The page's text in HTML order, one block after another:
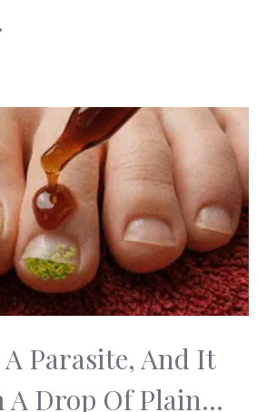
Parasite, And It
A Drop Of Plain...